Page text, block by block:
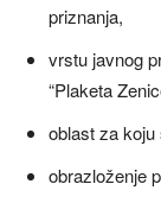
priznanja,
vrstu javnog
“Plaketa
oblast za koju
obrazloženje